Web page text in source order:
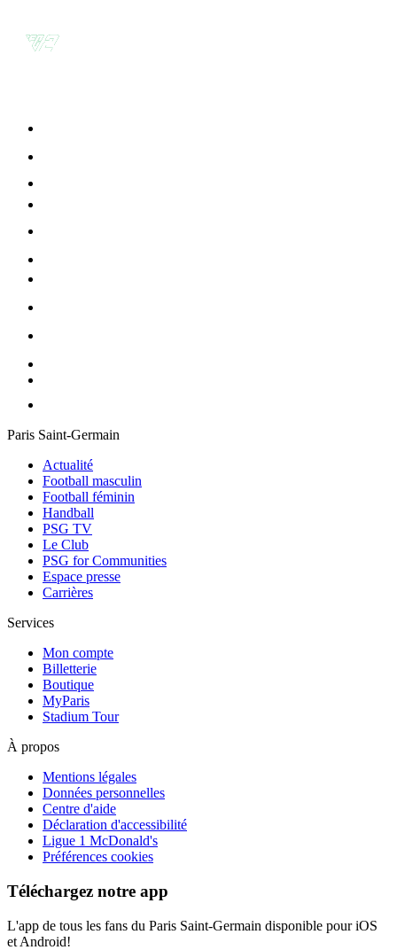
Paris Saint-Germain
Actualité
Football masculin
Football féminin
Handball
PSG TV
Le Club
PSG for Communities
Espace presse
Carrières
Services
Mon compte
Billetterie
Boutique
MyParis
Stadium Tour
À propos
Mentions légales
Données personnelles
Centre d'aide
Déclaration d'accessibilité
Ligue 1 McDonald's
Préférences cookies
Téléchargez notre app
L'app de tous les fans du Paris Saint-Germain disponible pour iOS
et Android!